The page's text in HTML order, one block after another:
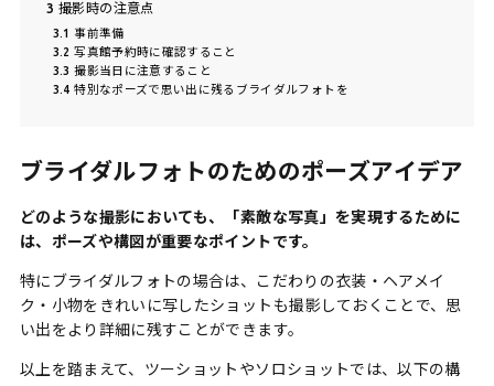
3 撮影時の注意点
3.1 事前準備
3.2 写真館予約時に確認すること
3.3 撮影当日に注意すること
3.4 特別なポーズで思い出に残るブライダルフォトを
ブライダルフォトのためのポーズアイデア
どのような撮影においても、「素敵な写真」を実現するために
は、ポーズや構図が重要なポイントです。
特にブライダルフォトの場合は、こだわりの衣装・ヘアメイ
ク・小物をきれいに写したショットも撮影しておくことで、思
い出をより詳細に残すことができます。
以上を踏まえて、ツーショットやソロショットでは、以下の構